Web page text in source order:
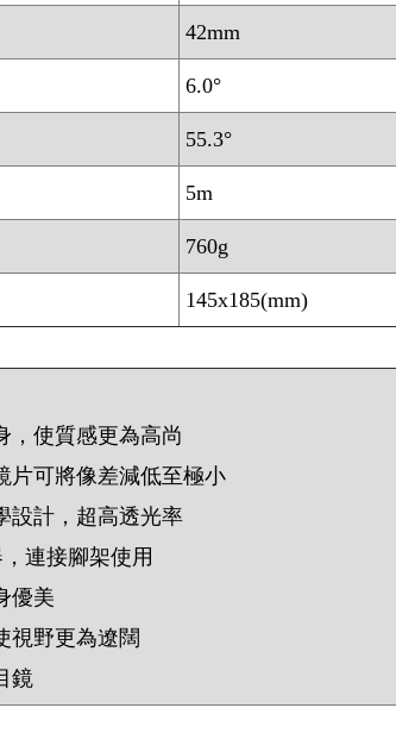
42mm
6.0°
55.3°
5m
760g
145x185(mm)
使質感更為高尚
可將像差減低至極小
設計，超高透光率
連接腳架使用
優美
視野更為遼闊
鏡